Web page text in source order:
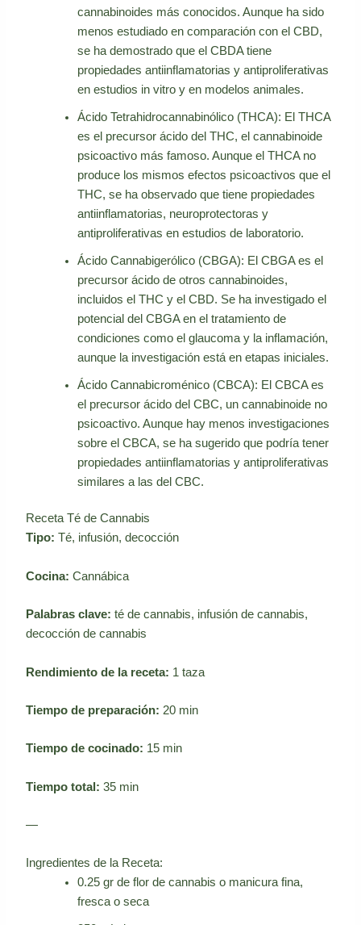
cannabinoides más conocidos. Aunque ha sido
menos estudiado en comparación con el CBD,
se ha demostrado que el CBDA tiene
propiedades antiinflamatorias y antiproliferativas
en estudios in vitro y en modelos animales.
Ácido Tetrahidrocannabinólico (THCA): El THCA
es el precursor ácido del THC, el cannabinoide
psicoactivo más famoso. Aunque el THCA no
produce los mismos efectos psicoactivos que el
THC, se ha observado que tiene propiedades
antiinflamatorias, neuroprotectoras y
antiproliferativas en estudios de laboratorio.
Ácido Cannabigerólico (CBGA): El CBGA es el
precursor ácido de otros cannabinoides,
incluidos el THC y el CBD. Se ha investigado el
potencial del CBGA en el tratamiento de
condiciones como el glaucoma y la inflamación,
aunque la investigación está en etapas iniciales.
Ácido Cannabicroménico (CBCA): El CBCA es
el precursor ácido del CBC, un cannabinoide no
psicoactivo. Aunque hay menos investigaciones
sobre el CBCA, se ha sugerido que podría tener
propiedades antiinflamatorias y antiproliferativas
similares a las del CBC.
Receta Té de Cannabis
Tipo: Té, infusión, decocción
Cocina: Cannábica
Palabras clave: té de cannabis, infusión de cannabis,
decocción de cannabis
Rendimiento de la receta: 1 taza
Tiempo de preparación: 20 min
Tiempo de cocinado: 15 min
Tiempo total: 35 min
—
Ingredientes de la Receta:
0.25 gr de flor de cannabis o manicura fina,
fresca o seca